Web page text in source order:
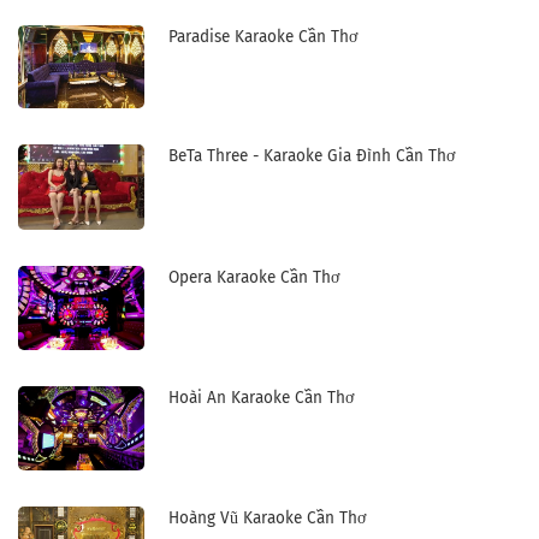
Paradise Karaoke Cần Thơ
BeTa Three - Karaoke Gia Đình Cần Thơ
Opera Karaoke Cần Thơ
Hoài An Karaoke Cần Thơ
Hoàng Vũ Karaoke Cần Thơ